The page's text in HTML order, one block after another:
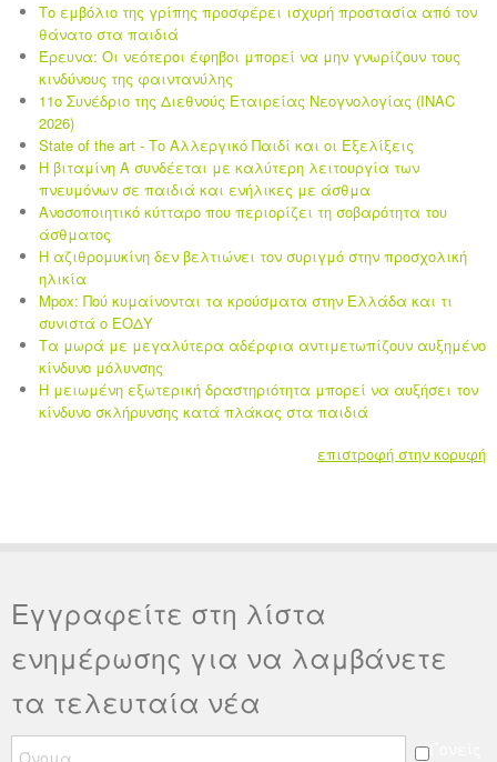
Το εμβόλιο της γρίπης προσφέρει ισχυρή προστασία από τον
θάνατο στα παιδιά
Έρευνα: Οι νεότεροι έφηβοι μπορεί να μην γνωρίζουν τους
κινδύνους της φαιντανύλης
11ο Συνέδριο της Διεθνούς Εταιρείας Νεογνολογίας (INAC
2026)
State of the art - Το Αλλεργικό Παιδί και οι Eξελίξεις
Η βιταμίνη Α συνδέεται με καλύτερη λειτουργία των
πνευμόνων σε παιδιά και ενήλικες με άσθμα
Ανοσοποιητικό κύτταρο που περιορίζει τη σοβαρότητα του
άσθματος
Η αζιθρομυκίνη δεν βελτιώνει τον συριγμό στην προσχολική
ηλικία
Mpox: Πού κυμαίνονται τα κρούσματα στην Ελλάδα και τι
συνιστά ο ΕΟΔΥ
Τα μωρά με μεγαλύτερα αδέρφια αντιμετωπίζουν αυξημένο
κίνδυνο μόλυνσης
Η μειωμένη εξωτερική δραστηριότητα μπορεί να αυξήσει τον
κίνδυνο σκλήρυνσης κατά πλάκας στα παιδιά
επιστροφή στην κορυφή
Εγγραφείτε στη λίστα
ενημέρωσης για να λαμβάνετε
τα τελευταία νέα
Γονείς